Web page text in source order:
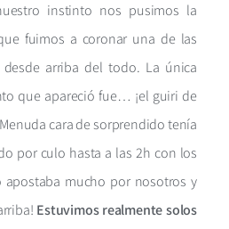
instinto nos pusimos la
fuimos a coronar una de las
arriba del todo. La única
que apareció fue… ¡el guiri de
cara de sorprendido tenía
por culo hasta a las 2h con los
apostaba mucho por nosotros y
Estuvimos realmente solos